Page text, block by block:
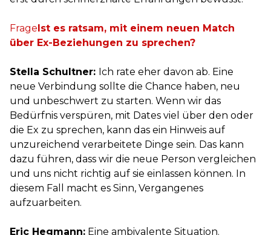
Ist es ratsam, mit einem neuen Match
über Ex-Beziehungen zu sprechen?
Stella Schultner: Ich rate eher davon ab. Eine
neue Verbindung sollte die Chance haben, neu
und unbeschwert zu starten. Wenn wir das
Bedürfnis verspüren, mit Dates viel über den oder
die Ex zu sprechen, kann das ein Hinweis auf
unzureichend verarbeitete Dinge sein. Das kann
dazu führen, dass wir die neue Person vergleichen
und uns nicht richtig auf sie einlassen können. In
diesem Fall macht es Sinn, Vergangenes
aufzuarbeiten.
Eric Hegmann: Eine ambivalente Situation.